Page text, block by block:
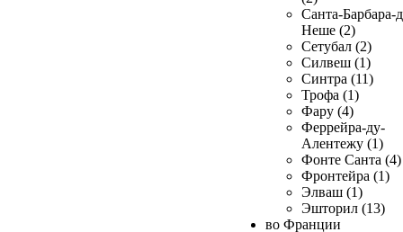
Санта-Барбара-
Неше (2)
Сетубал (2)
Силвеш (1)
Синтра (11)
Трофа (1)
Фару (4)
Феррейра-ду-
Алентежу (1)
Фонте Санта (4)
Фронтейра (1)
Элваш (1)
Эшторил (13)
во Франции